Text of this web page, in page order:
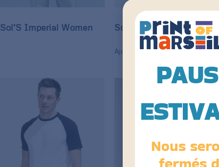
Sol’S Imperial Women Sol’S Marine Men
Ajouter à la sélection
Nous